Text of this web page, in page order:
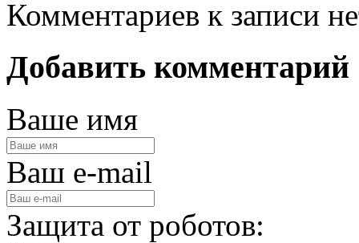
Комментариев к записи
Добавить комментарий
Ваше имя
Ваш e-mail
Защита от роботов: